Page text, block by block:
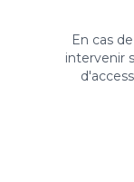
En cas
intervenir